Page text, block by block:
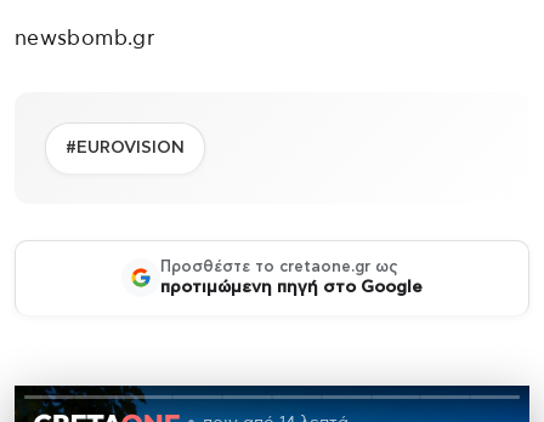
newsbomb.gr
#EUROVISION
Προσθέστε το cretaone.gr ως
προτιμώμενη πηγή στο Google